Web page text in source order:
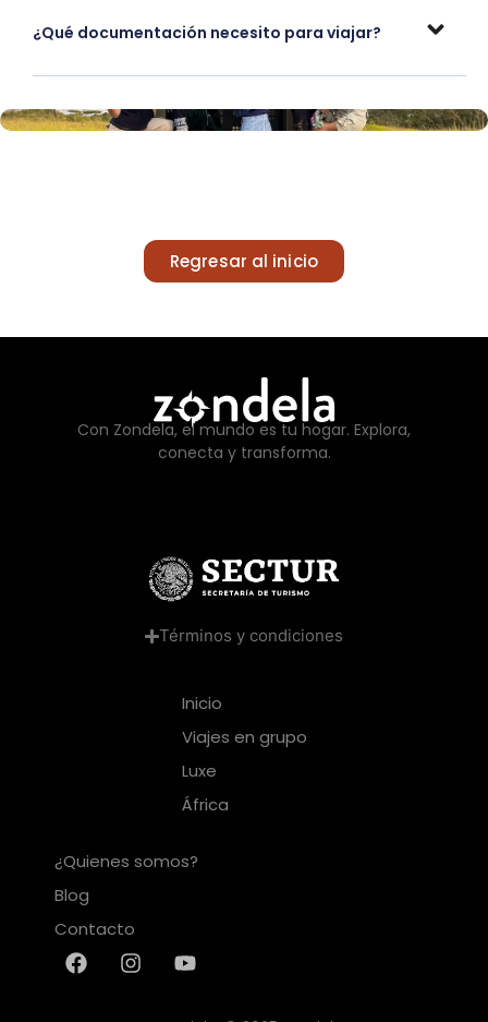
¿Qué documentación necesito para viajar?
Regresar al inicio
Con Zondela, el mundo es tu hogar. Explora,
conecta y transforma.
Términos y condiciones
Inicio
Viajes en grupo
Luxe
África
¿Quienes somos?
Blog
Contacto